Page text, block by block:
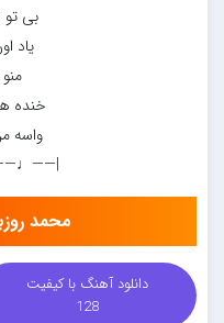
بی تو
یاد
خنده
واسه
محمد
دانلود آهنگ با کیفیت
128